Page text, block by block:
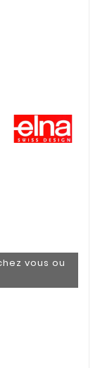
vous ou